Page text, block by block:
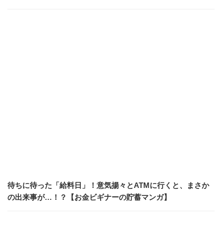
待ちに待った「給料日」！意気揚々とATMに行くと、まさか
の出来事が…！？【お金ビギナーの貯蓄マンガ】